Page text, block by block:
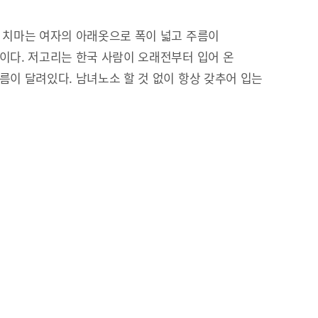
마는 여자의 아래옷으로 폭이 넓고 주름이
다. 저고리는 한국 사람이 오래전부터 입어 온
이 달려있다. 남녀노소 할 것 없이 항상 갖추어 입는